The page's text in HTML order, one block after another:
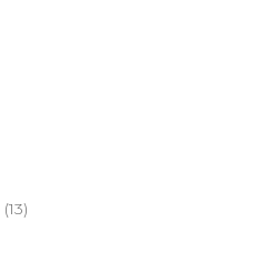
(13)